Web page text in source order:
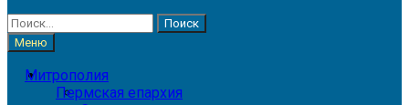
Найти:
Меню
Митрополия
Пермская епархия